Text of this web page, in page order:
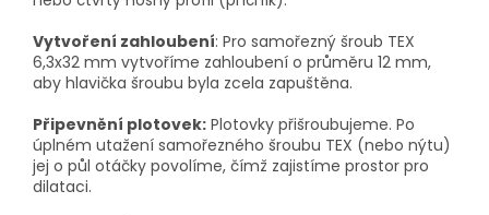
Vytvoření zahloubení: Pro samořezný šroub TEX
6,3x32 mm vytvoříme zahloubení o průměru 12 mm,
aby hlavička šroubu byla zcela zapuštěna.
Připevnění plotovek: Plotovky přišroubujeme. Po
úplném utažení samořezného šroubu TEX (nebo nýtu)
jej o půl otáčky povolíme, čímž zajistíme prostor pro
dilataci.